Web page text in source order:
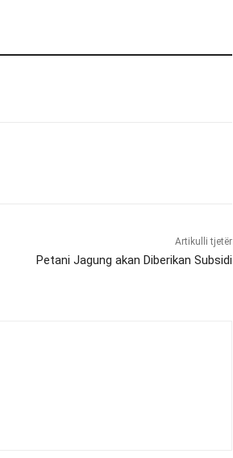
Artikulli tjetër
Petani Jagung akan Diberikan Subsidi